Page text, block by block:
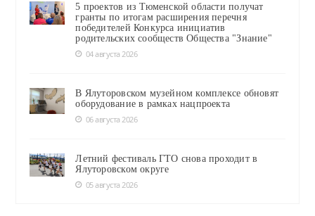
5 проектов из Тюменской области получат
гранты по итогам расширения перечня
победителей Конкурса инициатив
родительских сообществ Общества "Знание"
04 августа 2026
В Ялуторовском музейном комплексе обновят
оборудование в рамках нацпроекта
06 августа 2026
Летний фестиваль ГТО снова проходит в
Ялуторовском округе
05 августа 2026